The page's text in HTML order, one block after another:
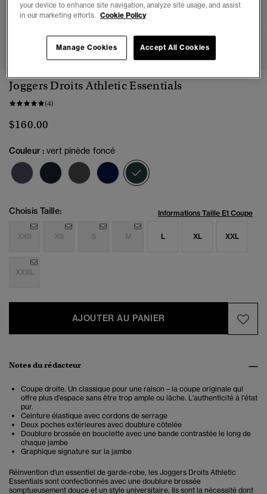
1 2 3 4 5 6 7
Joggers Droits Athletic Essentials
(4)
$160.00
Couleur :vert pinède foncé
Choisis Taille: Informations Taille Et Coupe
XXS XS S M L XL XXL
XXXL
AJOUTER AU PANIER
Notes du rédacteur
Coupe droite. Un classique pour une raison – la coupe originale qui
offre plus d'espace sans être trop ample ou lâche. L'authenticité à l'état
pur.
Ceinture élastique avec cordons de serrage
Deux poches extérieures avec doublure côtelée
Doublure brossée en bouclette avec une bande contrastée le long de
chaque jambe
Graphique signature sur la jambe
Réinvention d'un essentiel de garde-robe, les Joggers Droits Athletic
Essentials sont confectionnés avec une doublure brossée
somptueusement douce et un style universitaire. Ils sont la nécessité dont
your device to enhance site navigation, analyze site usage, and assist
in our marketing efforts. Cookie Policy
Accept All Cookies
Manage Cookies